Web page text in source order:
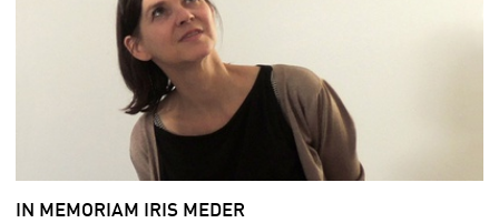
IN MEMORIAM IRIS MEDER